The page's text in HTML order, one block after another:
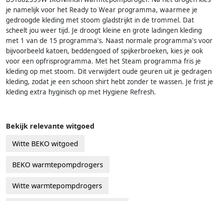
je namelijk voor het Ready to Wear programma, waarmee je
gedroogde kleding met stoom gladstrijkt in de trommel. Dat
scheelt jou weer tijd. Je droogt kleine en grote ladingen kleding
met 1 van de 15 programma's. Naast normale programma's voor
bijvoorbeeld katoen, beddengoed of spijkerbroeken, kies je ook
voor een opfrisprogramma. Met het Steam programma fris je
kleding op met stoom. Dit verwijdert oude geuren uit je gedragen
kleding, zodat je een schoon shirt hebt zonder te wassen. Je frist je
kleding extra hyginisch op met Hygiene Refresh.
Bekijk relevante witgoed
Witte BEKO witgoed
BEKO warmtepompdrogers
Witte warmtepompdrogers